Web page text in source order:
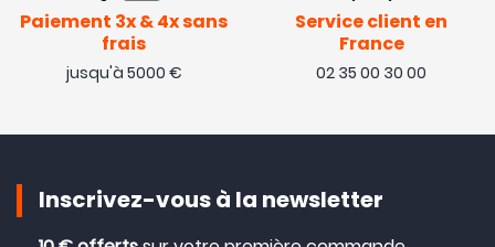
Paiement 3x & 4x sans
frais
jusqu'à 5000 €
Service client en
France
02 35 00 30 00
Inscrivez-vous à la newsletter